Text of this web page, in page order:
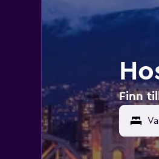
Finn